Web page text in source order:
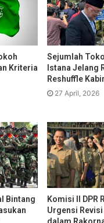
Kriteria
Sejumlah
Istana Jelang
Reshuffle
27 April, 2026
Bintang
Komisi II DPR
Urgensi Revisi
dalam